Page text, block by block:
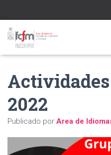
2022
Publicado por Area de